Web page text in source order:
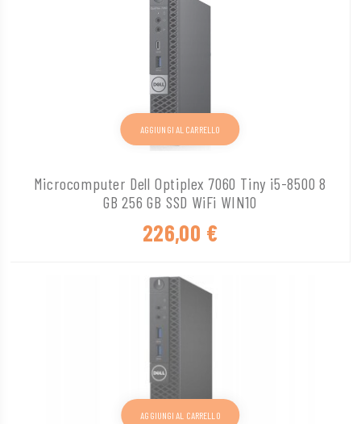
Microcomputer Dell Optiplex 7060 Tiny i5-8500 8
GB 256 GB SSD WiFi WIN10
226,00 €
AGGIUNGI AL CARRELLO
AGGIUNGI AL CARRELLO